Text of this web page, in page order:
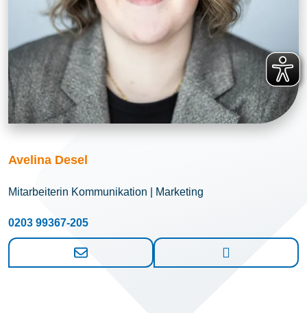
Avelina Desel
Mitarbeiterin Kommunikation | Marketing
0203 99367-205